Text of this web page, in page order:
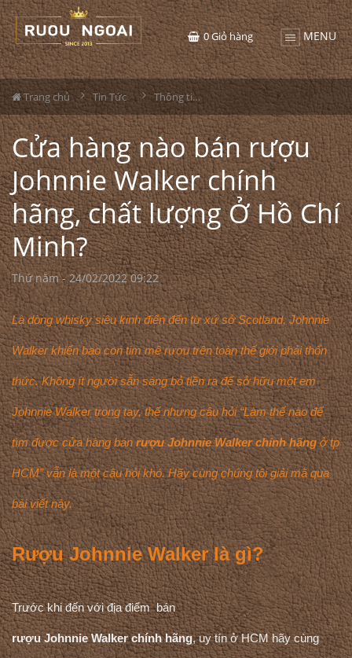
MENU
0Giỏ hàng
Trang chủ Tin Tức Thông tin Rượu ngoại
Cửa hàng nào bán rượu
Johnnie Walker chính
hãng, chất lượng Ở Hồ Chí
Minh?
Thứ năm - 24/02/2022 09:22
Là dòng whisky siêu kinh điển đến từ xứ sở Scotland, Johnnie
Walker khiến bao con tim mê rượu trên toàn thế giới phải thổn
thức. Không ít người sẵn sàng bỏ tiền ra để sở hữu một em
Johnnie Walker trong tay, thế nhưng câu hỏi “Làm thế nào để
tìm được cửa hàng bánrượu Johnnie Walker chính hãngở tp
HCM” vẫn là một câu hỏi khó. Hãy cùng chúng tôi giải mã qua
bài viết này.
Rượu Johnnie Walker là gì?
Trước khi đến với địa điểm bán
rượu Johnnie Walker chính hãng, uy tín ở HCM hãy cùng